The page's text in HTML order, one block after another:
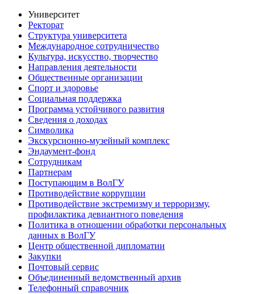
Университет
Ректорат
Структура университета
Международное сотрудничество
Культура, искусство, творчество
Направления деятельности
Общественные организации
Спорт и здоровье
Социальная поддержка
Программа устойчивого развития
Сведения о доходах
Символика
Экскурсионно-музейный комплекс
Эндаумент-фонд
Сотрудникам
Партнерам
Поступающим в ВолГУ
Противодействие коррупции
Противодействие экстремизму и терроризму,
профилактика девиантного поведения
Политика в отношении обработки персональных
данных в ВолГУ
Центр общественной дипломатии
Закупки
Почтовый сервис
Объединенный ведомственный архив
Телефонный справочник